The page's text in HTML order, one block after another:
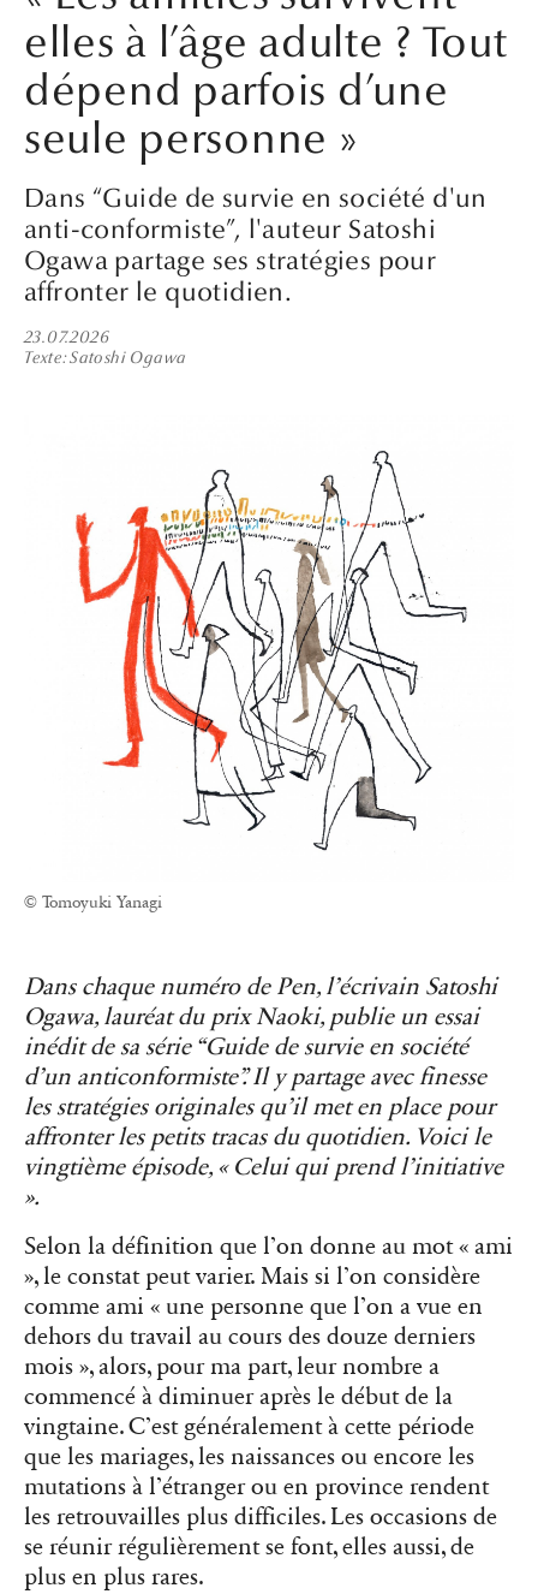
elles à l’âge adulte ? Tout
dépend parfois d’une
seule personne »
Dans “Guide de survie en société d'un
anti-conformiste”, l'auteur Satoshi
Ogawa partage ses stratégies pour
affronter le quotidien.
23.07.2026
Texte Satoshi Ogawa
© Tomoyuki Yanagi
Dans chaque numéro de Pen, l’écrivain Satoshi
Ogawa, lauréat du prix Naoki, publie un essai
inédit de sa série “Guide de survie en société
d’un anticonformiste”. Il y partage avec finesse
les stratégies originales qu’il met en place pour
affronter les petits tracas du quotidien. Voici le
vingtième épisode, « Celui qui prend l’initiative
».
Selon la définition que l’on donne au mot « ami
», le constat peut varier. Mais si l’on considère
comme ami « une personne que l’on a vue en
dehors du travail au cours des douze derniers
mois », alors, pour ma part, leur nombre a
commencé à diminuer après le début de la
vingtaine. C’est généralement à cette période
que les mariages, les naissances ou encore les
mutations à l’étranger ou en province rendent
les retrouvailles plus difficiles. Les occasions de
se réunir régulièrement se font, elles aussi, de
plus en plus rares.